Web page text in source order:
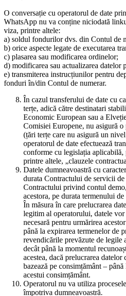
O conversație cu operatorul de date
WhatsApp nu va conține niciodată
viza, printre altele:
a) soldul fondurilor dvs. din Contul de
b) orice aspecte legate de executarea
c) plasarea sau modificarea ordinelor;
d) modificarea sau actualizarea datelor
e) transmiterea instrucțiunilor pentru
fonduri în/din Contul de numerar.
În cazul transferului de date cu
terțe, adică către destinatari
Economic European sau a
Comisiei Europene, nu asigură
(țări terțe care nu asigură un
operatorul de date efectuează
conforme cu legislația aplicabilă,
printre altele, „clauzele
Datele dumneavoastră cu
durata Contractului de servicii
Contractului privind contul
acestora, pe durata termenului
În măsura în care prelucrarea
legitim al operatorului, datele
necesară pentru urmărirea
până la expirarea termenelor de
revendicările prevăzute de
decât până la momentul
acestea, dacă prelucrarea datelor
bazează pe consimțământ –
acestui consimțământ.
Operatorul nu va utiliza
împotriva dumneavoastră.